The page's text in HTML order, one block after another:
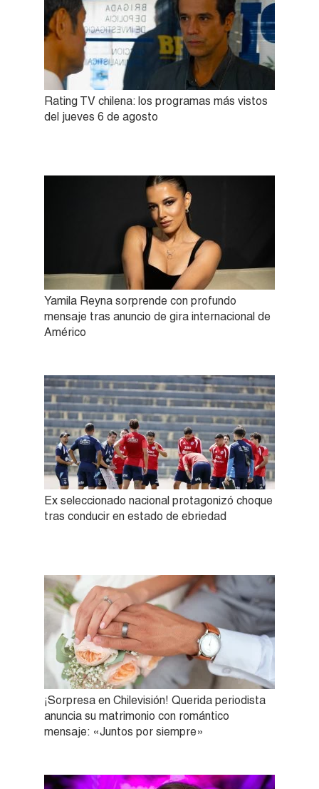
Rating TV chilena: los programas más vistos
del jueves 6 de agosto
Yamila Reyna sorprende con profundo
mensaje tras anuncio de gira internacional de
Américo
Ex seleccionado nacional protagonizó choque
tras conducir en estado de ebriedad
¡Sorpresa en Chilevisión! Querida periodista
anuncia su matrimonio con romántico
mensaje: «Juntos por siempre»